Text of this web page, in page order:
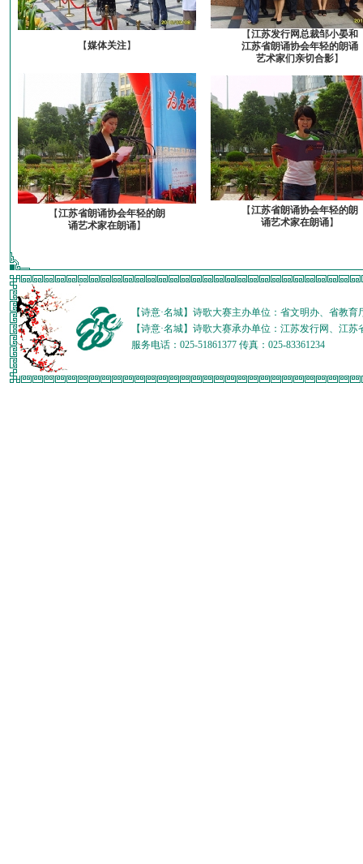
【媒体关注】
【江苏发行网总裁邹小晏和
江苏省朗诵协会年轻的朗诵
艺术家们亲切合影】
【江苏省朗诵协会年轻的朗
诵艺术家在朗诵】
【江苏省朗诵协会年轻的朗
诵艺术家在朗诵】
【诗意·名城】诗歌大赛主办单位：省文明办、省教
【诗意·名城】诗歌大赛承办单位：江苏发行网、江
服务电话：025-51861377 传真：025-83361234